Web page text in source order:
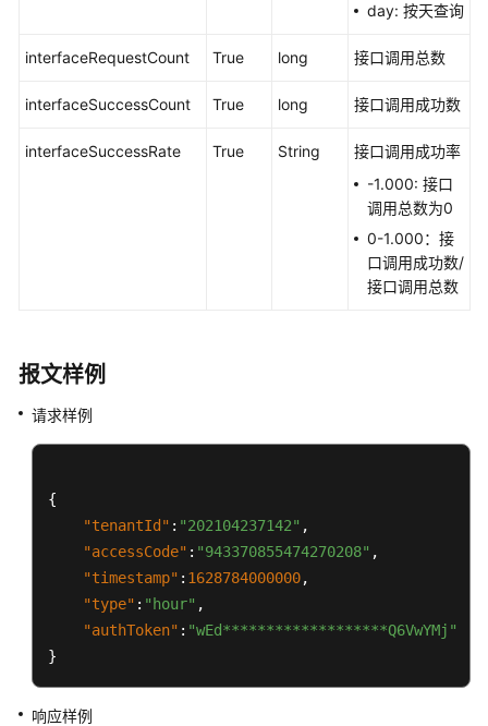
话
口
对
录
询
接
会
话
记
录
口
day: 按天查询
interfaceRequestCount True long 接口调用总数
interfaceSuccessCount True long 接口调用成功数
interfaceSuccessRate True String
接口调用成功率
-1.000: 接口
调用总数为0
0-1.000：接
口调用成功数/
接口调用总数
报文样例
请求样例
{
"tenantId" : "202104237142" ,
"accessCode" : "943370855474270208" ,
"timestamp" : 1628784000000,
"type" : "hour" ,
"authToken" : "wEd*******************Q6VwYMj"
}
响应样例